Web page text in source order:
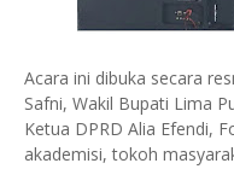
Acara ini dibuka secara
Safni, Wakil Bupati Lima
Ketua DPRD Alia Efendi,
akademisi, tokoh